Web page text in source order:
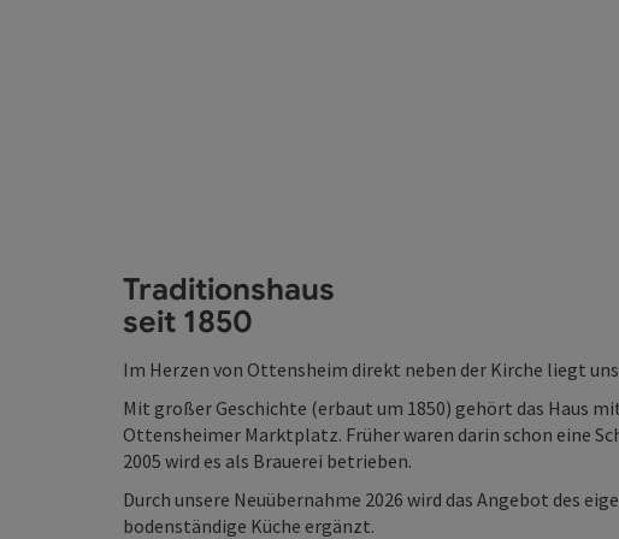
Traditionshaus
seit 1850
Im Herzen von Ottensheim direkt neben der Kirche liegt
Mit großer Geschichte (erbaut um 1850) gehört das Haus
Ottensheimer Marktplatz. Früher waren darin schon eine
2005 wird es als Brauerei betrieben.
Durch unsere Neuübernahme 2026 wird das Angebot des
bodenständige Küche ergänzt.